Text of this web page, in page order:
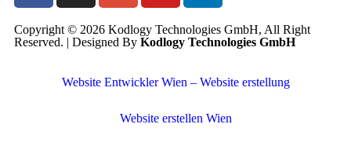
Copyright © 2026 Kodlogy Technologies GmbH, All Right
Reserved. | Designed By Kodlogy Technologies GmbH
Website Entwickler Wien – Website erstellung
Website erstellen Wien